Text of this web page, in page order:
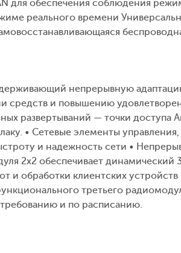
для обеспечения соблюдения
реального времени
непрерывную
средств и повышению
развертываний — точки доступа
• Сетевые элементы
и надежность сети •
2x2 обеспечивает
и обработки клиентских
третьего
и по расписанию.